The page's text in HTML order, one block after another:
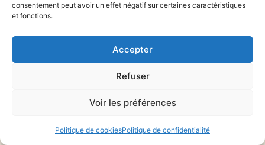
consentement peut avoir un effet négatif sur certaines caractéristiques
et fonctions.
Accepter
Refuser
Voir les préférences
Politique de cookiesPolitique de confidentialité
Puis le Su Wen continue en donnant la direction de
« Si le feu pathogène prédomine, on l’équilibre en utilisant
[des substances] salées et froides, on les assiste en utilisant
substances] acides pour le contenir, on utilise [des
substances] acides pour le rétablir. »